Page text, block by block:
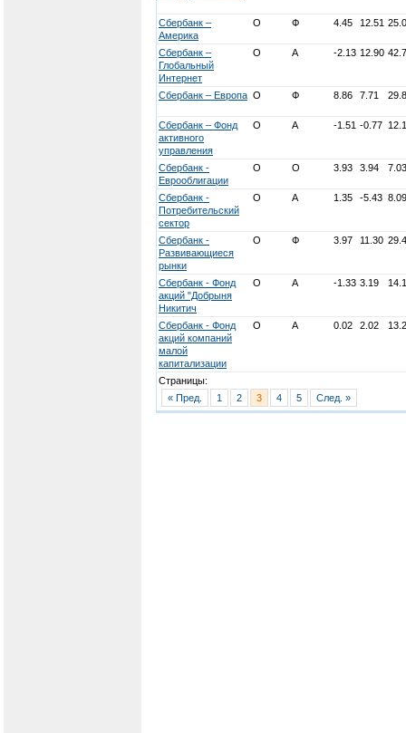
Сбербанк –
Америка
О Ф 4.45 12.51
Сбербанк –
Глобальный
Интернет
О А -2.13 12.90
Сбербанк – Европа О Ф 8.86 7.71
Сбербанк – Фонд
активного
управления
О А -1.51 -0.77
Сбербанк -
Еврооблигации
О О 3.93 3.94 7.03
Сбербанк -
Потребительский
сектор
О А 1.35 -5.43 8.09
Сбербанк -
Развивающиеся
рынки
О Ф 3.97 11.30
Сбербанк - Фонд
акций "Добрыня
Никитич
О А -1.33 3.19
Сбербанк - Фонд
акций компаний
малой
капитализации
О А 0.02 2.02
Страницы:
« Пред.
1 2 3 4 5 След. »